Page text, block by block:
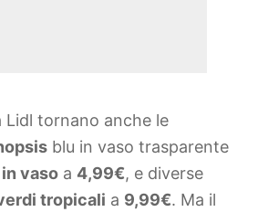
Lidl tornano anche le
blu in vaso trasparente
vaso a 4,99€, e diverse
tropicali a 9,99€. Ma il